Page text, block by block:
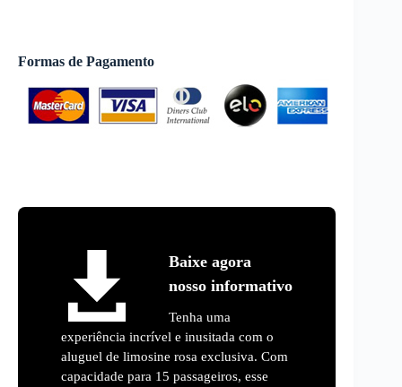
Formas de Pagamento
Baixe agora
nosso informativo
Tenha uma
experiência incrível e inusitada com o
aluguel de limosine rosa exclusiva. Com
capacidade para 15 passageiros, esse